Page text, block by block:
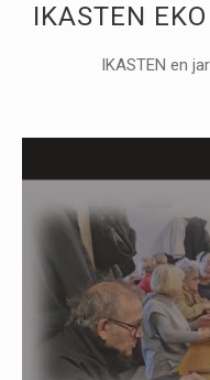
IKASTEN
IKASTEN en